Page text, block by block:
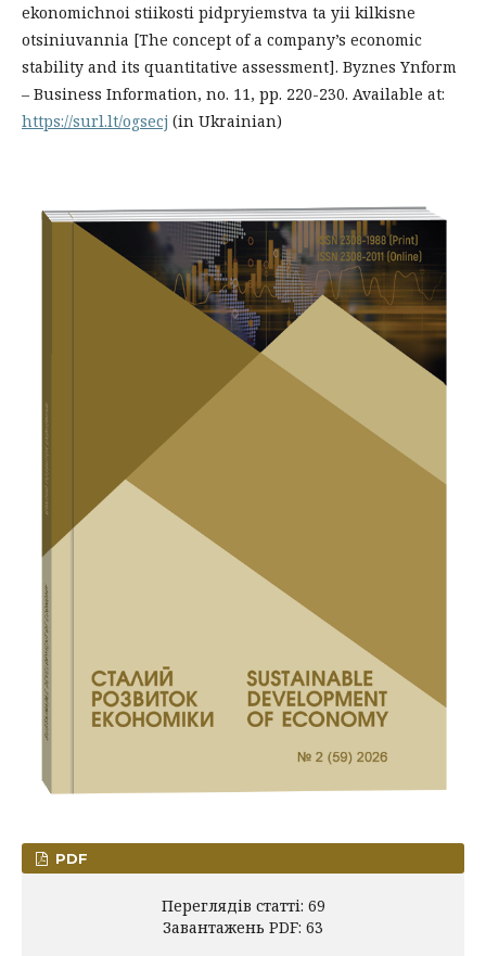
ekonomichnoi stiikosti pidpryiemstva ta yii kilkisne
otsiniuvannia [The concept of a company’s economic
stability and its quantitative assessment]. Byznes Ynform
– Business Information, no. 11, рр. 220-230. Available at:
https://surl.lt/ogsecj (in Ukrainian)
PDF
Переглядів статті: 69
Завантажень PDF: 63